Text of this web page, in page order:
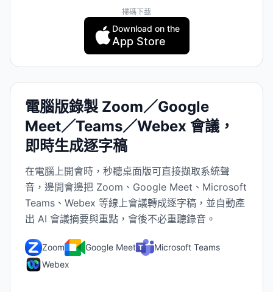
掃碼下載
Download on the
App Store
電腦版錄製 Zoom／Google
Meet／Teams／Webex 會議，
即時生成逐字稿
在電腦上開會時，秒聽桌面版可直接擷取系統聲
音，邊開會邊把 Zoom、Google Meet、Microsoft
Teams、Webex 等線上會議轉成逐字稿，並自動產
出 AI 會議摘要與重點，會後不必重聽錄音。
Zoom Google Meet
Microsoft Teams
Webex